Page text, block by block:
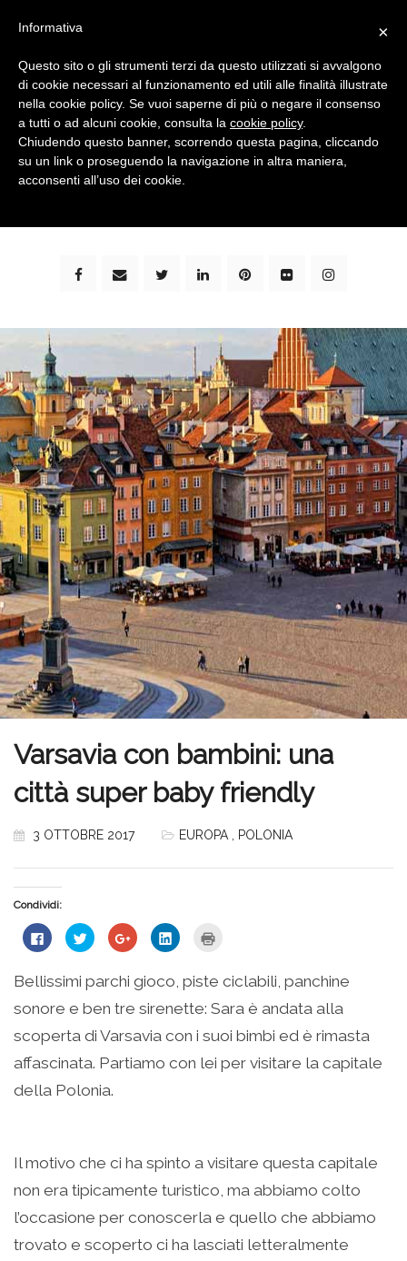
bimbi e viaggi - family travel blog: community #1 in
Varsavia con bambini: una
città super baby friendly
3 OTTOBRE 2017 EUROPA POLONIA
Condividi:
Fai
clic
su
Facebook
apre
una
nuova
finestra)
Fai
clic
condividere
su
Twitter
(Si
in
una
nuova
finestra)
Fai
clic
condividere
su
Google+
(Si
in
una
nuova
finestra)
Fai
clic
condividere
su
LinkedIn
(Si
in
una
nuova
finestra)
stampare
(Si
apre
in
nuova
finestra)
Bellissimi parchi gioco, piste ciclabili, panchine
sonore e ben tre sirenette: Sara è andata alla
scoperta di Varsavia con i suoi bimbi ed è rimasta
affascinata. Partiamo con lei per visitare la capitale
della Polonia.
Il motivo che ci ha spinto a visitare questa capitale
non era tipicamente turistico, ma abbiamo colto
l’occasione per conoscerla e quello che abbiamo
trovato e scoperto ci ha lasciati letteralmente
×
Informativa
Questo sito o gli strumenti terzi da questo utilizzati si avvalgono
di cookie necessari al funzionamento ed utili alle finalità illustrate
nella cookie policy. Se vuoi saperne di più o negare il consenso
a tutti o ad alcuni cookie, consulta la cookie policy.
Chiudendo questo banner, scorrendo questa pagina, cliccando
su un link o proseguendo la navigazione in altra maniera,
acconsenti all’uso dei cookie.